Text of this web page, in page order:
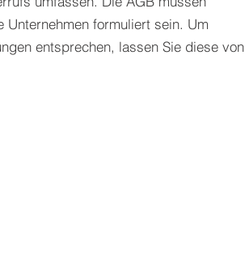
formuliert sein. Um
entsprechen, lassen Sie diese von